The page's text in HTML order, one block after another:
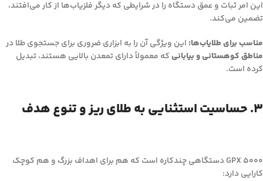
این امر ثبات و عمق دستگاه را در شرایطی که دیگر فلزیاب‌ها از کار می‌افتند،
تضمین می‌کند.
مناسب برای طلایاب‌ها: این ویژگی آن را به ابزاری ضروری برای جستجوی طلا در
مناطق کوهستانی و بیابانیکه معمولاً دارای تمعدن بالایی هستند، تبدیل
کرده است.
۳. حساسیت استثنایی به طلای ریز و تنوع هدف
GPX 5000 دستگاهی چندکاره است که هم برای اهداف بزرگ و هم کوچک
کارایی دارد: